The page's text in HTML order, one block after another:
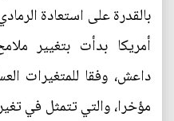
بالقدرة على استعادة
أمريكا بدأت بتغيير
داعش، وفقا للمتغيرات
مؤخرا، والتي تتمثل في